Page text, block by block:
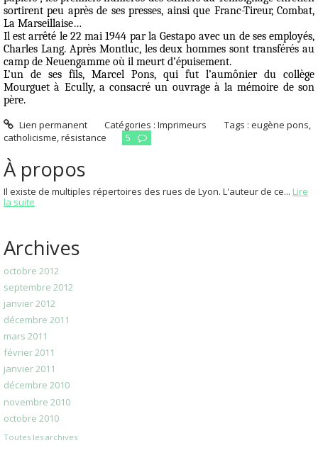
sortirent peu après de ses presses, ainsi que Franc-Tireur,Combat,
La Marseillaise…
Il est arrêté le 22 mai 1944 par la Gestapo avec un de ses employés,
Charles Lang. Après Montluc, les deux hommes sont transférés au
camp de Neuengamme où il meurt d’épuisement.
L’un de ses fils, Marcel Pons, qui fut l’aumônier du collège
Mourguet à Ecully, a consacré un ouvrage à la mémoire de son
père.
Lien permanent
Catégories :Imprimeurs Tags :eugène pons,
catholicisme,résistance 5
À propos
Il existe de multiples répertoires des rues de Lyon. L'auteur de ce... Lire
la suite
Archives
octobre 2012
septembre 2012
janvier 2012
décembre 2011
mars 2011
février 2011
janvier 2011
décembre 2010
novembre 2010
octobre 2010
Toutes les archives